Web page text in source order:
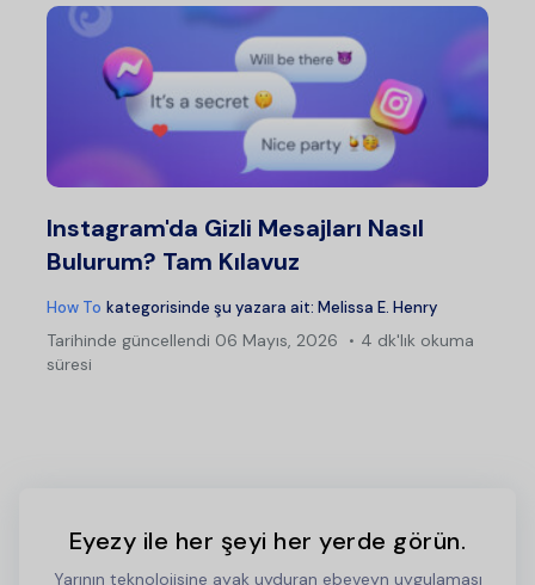
Instagram'da Gizli Mesajları Nasıl
Bulurum? Tam Kılavuz
How To kategorisinde şu yazara ait: Melissa E. Henry
Tarihinde güncellendi 06 Mayıs, 2026
4 dk'lık okuma
süresi
Eyezy ile her şeyi her yerde görün.
Yarının teknolojisine ayak uyduran ebeveyn uygulaması